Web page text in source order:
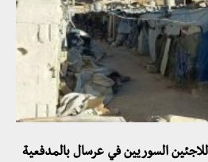
السوريين في عرسال بالمدفعية